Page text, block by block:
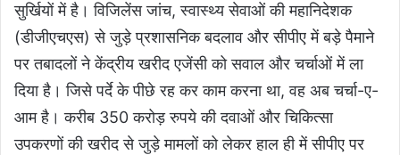
सुर्खियों में है। विजिलेंस जांच, स्वास्थ्य सेवाओं की महानिदेशक
(डीजीएचएस) से जुड़े प्रशासनिक बदलाव और सीपीए में बड़े पैमाने
पर तबादलों ने केंद्रीय खरीद एजेंसी को सवाल और चर्चाओं में ला
दिया है। जिसे पर्दे के पीछे रह कर काम करना था, वह अब चर्चा-ए-
आम है। करीब 350 करोड़ रुपये की दवाओं और चिकित्सा
उपकरणों की खरीद से जुड़े मामलों को लेकर हाल ही में सीपीए पर